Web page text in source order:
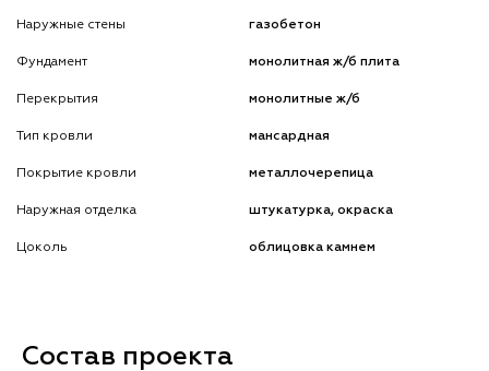
Наружные стены газобетон
Фундамент монолитная ж/б плита
Перекрытия монолитные ж/б
Тип кровли мансардная
Покрытие кровли металлочерепица
Наружная отделка штукатурка, окраска
Цоколь облицовка камнем
Состав проекта